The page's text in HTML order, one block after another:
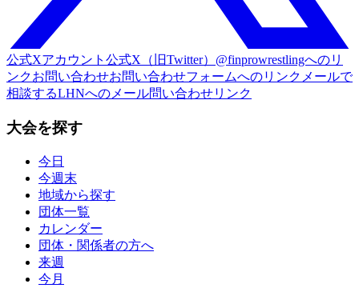
公式Xアカウント 公式X（旧Twitter）@finprowrestlingへのリ
ンクお問い合わせお問い合わせフォームへのリンク メールで
相談するLHNへのメール問い合わせリンク
大会を探す
今日
今週末
地域から探す
団体一覧
カレンダー
団体・関係者の方へ
来週
今月